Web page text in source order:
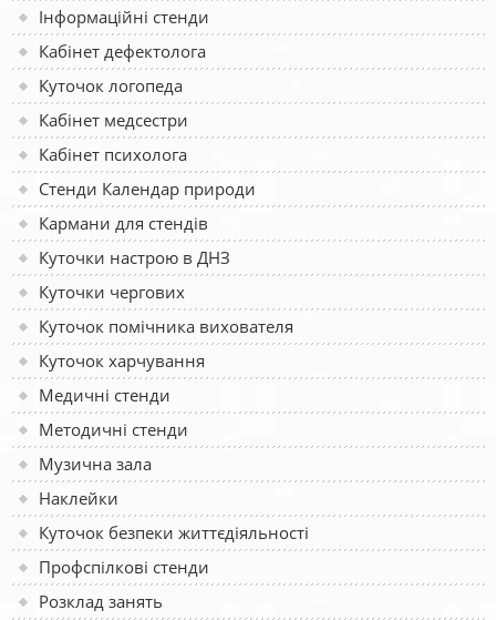
Інформаційні стенди
Кабінет дефектолога
Куточок логопеда
Кабінет медсестри
Кабінет психолога
Стенди Календар природи
Кармани для стендів
Куточки настрою в ДНЗ
Куточки чергових
Куточок помічника вихователя
Куточок харчування
Медичні стенди
Методичні стенди
Музична зала
Наклейки
Куточок безпеки життєдіяльності
Профспілкові стенди
Розклад занять